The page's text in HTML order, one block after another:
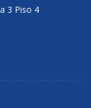
3 Piso 4